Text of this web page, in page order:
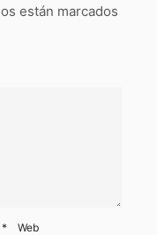
están marcados
* Web